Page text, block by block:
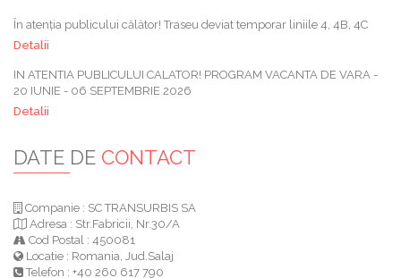
În atenția publicului călător! Traseu deviat temporar liniile 4, 4B, 4C
Detalii
IN ATENTIA PUBLICULUI CALATOR! PROGRAM VACANTA DE VARA -
20 IUNIE - 06 SEPTEMBRIE 2026
Detalii
DATE DE CONTACT
Companie : SC TRANSURBIS SA
Adresa : Str.Fabricii, Nr.30/A
Cod Postal : 450081
Locatie : Romania, Jud.Salaj
Telefon : +40 260 617 790